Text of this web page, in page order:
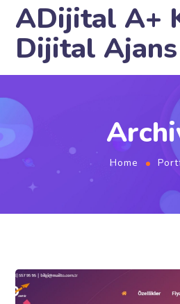
ADijital A+
Dijital Ajans
Home